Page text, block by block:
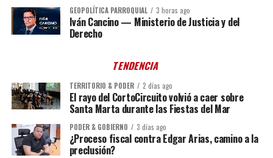
GEOPOLÍTICA PARROQUIAL 3 horas ago
Iván Cancino — Ministerio de Justicia y del
Derecho
TENDENCIA
TERRITORIO & PODER 2 días ago
El rayo del CortoCircuito volvió a caer sobre
Santa Marta durante las Fiestas del Mar
PODER & GOBIERNO 3 días ago
¿Proceso fiscal contra Edgar Arias, camino a la
preclusión?